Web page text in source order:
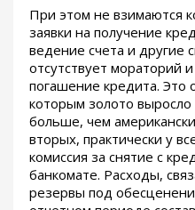
При этом не взимаются
заявки на получение
ведение счета и другие
отсутствует мораторий
погашение кредита. Это
которым золото выросло
больше, чем
вторых, практически у
комиссия за снятие с
банкомате. Расходы,
резервы под